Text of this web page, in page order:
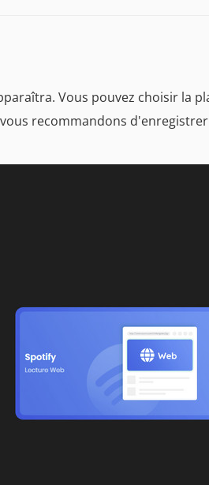
Vous pouvez choisir la
recommandons